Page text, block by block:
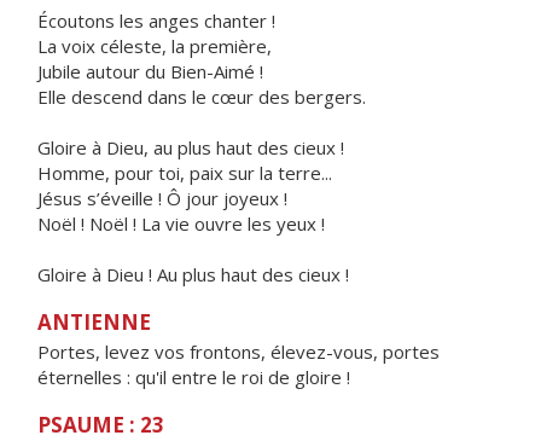
Écoutons les anges chanter !
La voix céleste, la première,
Jubile autour du Bien-Aimé !
Elle descend dans le cœur des bergers.
Gloire à Dieu, au plus haut des cieux !
Homme, pour toi, paix sur la terre...
Jésus s’éveille ! Ô jour joyeux !
Noël ! Noël ! La vie ouvre les yeux !
Gloire à Dieu ! Au plus haut des cieux !
ANTIENNE
Portes, levez vos frontons, élevez-vous, portes
éternelles : qu'il entre le roi de gloire !
PSAUME : 23